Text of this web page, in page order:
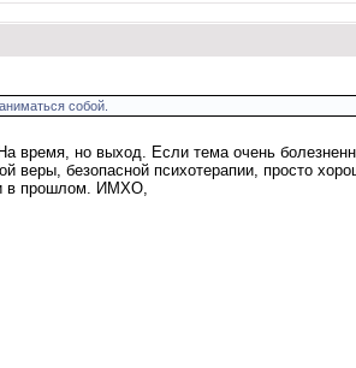
собой.
но выход. Если тема очень
безопасной психотерапии, просто
в прошлом. ИМХО,